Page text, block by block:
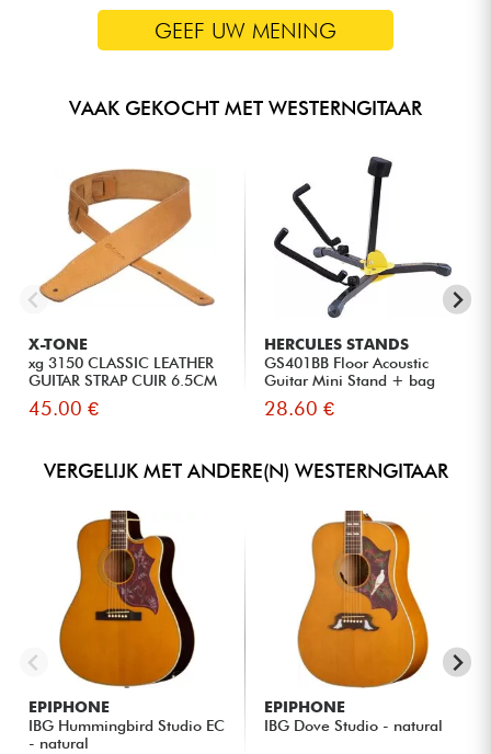
GEEF UW MENING
VAAK GEKOCHT MET WESTERNGITAAR
X-TONE
xg 3150 CLASSIC LEATHER
GUITAR STRAP CUIR 6.5CM
BR...
45.00 €
HERCULES STANDS
GS401BB Floor Acoustic
Guitar Mini Stand + bag
28.60 €
VERGELIJK MET ANDERE(N) WESTERNGITAAR
EPIPHONE
IBG Hummingbird Studio EC
- natural
EPIPHONE
IBG Dove Studio - natural